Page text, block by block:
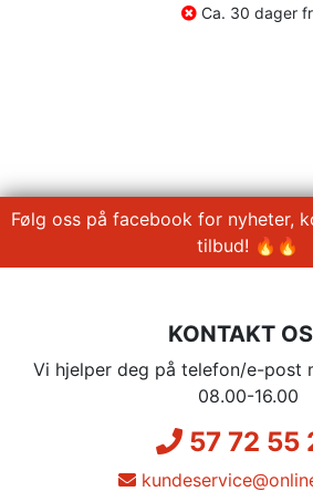
Ca. 30 dager
Følg oss på facebook for nyheter,
tilbud! 🔥🔥
KONTAKT
Vi hjelper deg på telefon/e-post
08.00-16.00
57 72 55